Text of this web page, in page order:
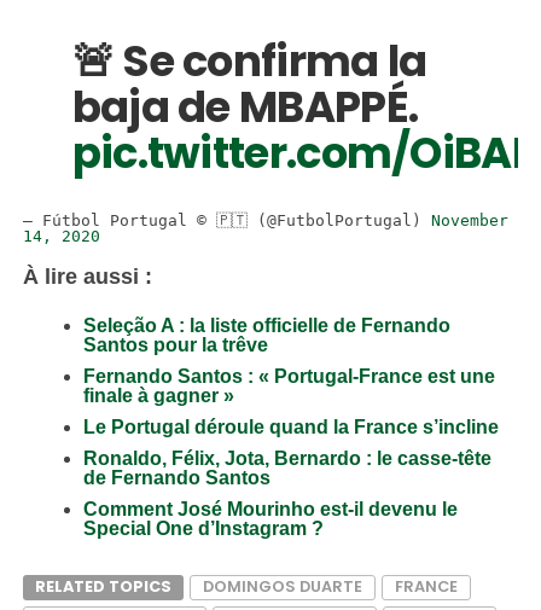
🚨 Se confirma la
pic.twitter.com/
— Fútbol Portugal © 🇵🇹 (@FutbolPortugal) November
14, 2020
À lire aussi :
Seleção A : la liste officielle de Fernando
Santos pour la trêve
Fernando Santos : « Portugal-France est une
finale à gagner »
Le Portugal déroule quand la France s’incline
Ronaldo, Félix, Jota, Bernardo : le casse-tête
de Fernando Santos
Comment José Mourinho est-il devenu le
Special One d’Instagram ?
RELATED TOPICS DOMINGOS DUARTE
FRANCE